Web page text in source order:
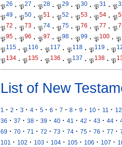
𝔓26 · 𝔓27 · 𝔓28 · 𝔓29 · 𝔓30 · 𝔓31 · 𝔓
𝔓49 · 𝔓50 · 𝔓51 · 𝔓52 · 𝔓53 · 𝔓54 · 𝔓
𝔓72 · 𝔓73 · 𝔓74 · 𝔓75 · 𝔓76 · 𝔓77 · 𝔓
𝔓95 · 𝔓96 · 𝔓97 · 𝔓98 · 𝔓99 · 𝔓100 · 𝔓
𝔓115 · 𝔓116 · 𝔓117 · 𝔓118 · 𝔓119 · 𝔓
𝔓134 · 𝔓135 · 𝔓136 · 𝔓137 · 𝔓138 · 𝔓
List of New
1 · 2 · 3 · 4 · 5 · 6 · 7 · 8 · 9 · 10 · 11 · 12
36 · 37 · 38 · 39 · 40 · 41 · 42 · 43 · 44 ·
69 · 70 · 71 · 72 · 73 · 74 · 75 · 76 · 77 ·
101
· 102 · 103 · 104 · 105 · 106 · 107 ·